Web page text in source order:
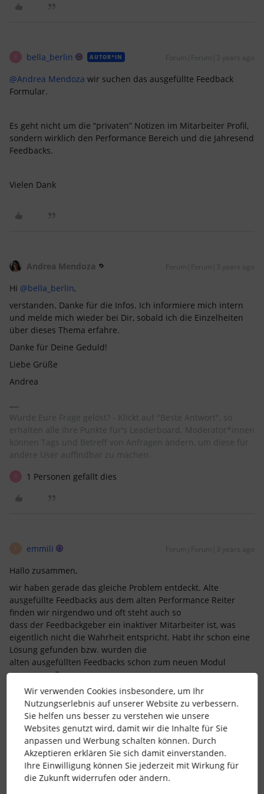
bella_berlin AUTOR*IN Forum|Forum|3 years ago
@Andrea Mendoza wir suchen das ausgefüllte Feedback
Formular.
Es geht nicht um die “privaten” Notizen im Mitarbeiter Profil,
sondern wirklich den Performance Bereich und die Jahresend
Feedbacks.
Vielen Dank
Andrea Mendoza Forum|Forum|3 years ago
Hi @bella_berlin,
verstanden. Danke für die Infos. Ich informiere mich intern
und melde mich wieder bei Dir, sobald ich die Einzelheiten
über dieses Thema erfahre.
Danke für Deine Geduld!
Liebe Grüße
Andrea
Wurde Eure Frage gelöst? - Klickt auf "Beste Antwort", so
erhalten alle ihre Punkte für's Leaderboard. Moderator*innen
können Tags und Betreff von Anfragen ändern, um diese für
andere User auffindbar zu machen.
1 Personen gefällt dies
emmili Forum|Forum|3 years ago
Hallo zusammen,
wir haben gerade das gleiche Problem entdeckt. Alte
ausgefüllte Feedbacks aus dem alten Performance Reiter
finden wir nirgendwo und oft steht auch so
dass der Feedbackgeber ein inaktiver Mitarbeiter ist, was
eigentlich nicht die Wahrheit entspricht. Habt ihr schon eine
Lösung gefunden bzw. wurden die
alten ausgefüllten Feedbacks schon zum neuen Modul
umgezogen?
Viele Grüße
Ema
1 Personen gefällt dies
Wir verwenden Cookies insbesondere, um Ihr
Nutzungserlebnis auf unserer Website zu verbessern.
Sie helfen uns besser zu verstehen wie unsere
Websites genutzt wird, damit wir die Inhalte für Sie
anpassen und Werbung schalten können. Durch
Akzeptieren erklären Sie sich damit einverstanden.
Ihre Einwilligung können Sie jederzeit mit Wirkung für
die Zukunft widerrufen oder ändern.